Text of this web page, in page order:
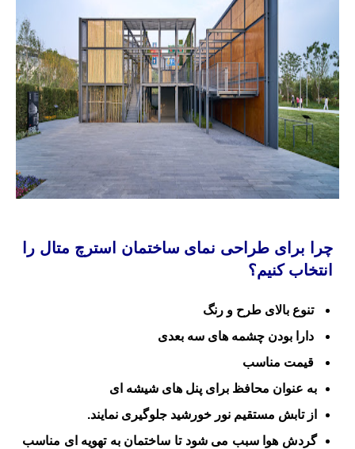
چرا برای طراحی نمای ساختمان استرچ متال را
انتخاب کنیم؟
تنوع بالای طرح و رنگ
دارا بودن چشمه های سه بعدی
قیمت مناسب
به عنوان محافظ برای پنل های شیشه ای
از تابش مستقیم نور خورشید جلوگیری نمایند.
گردش هوا سبب می شود تا ساختمان به تهویه ای مناسب